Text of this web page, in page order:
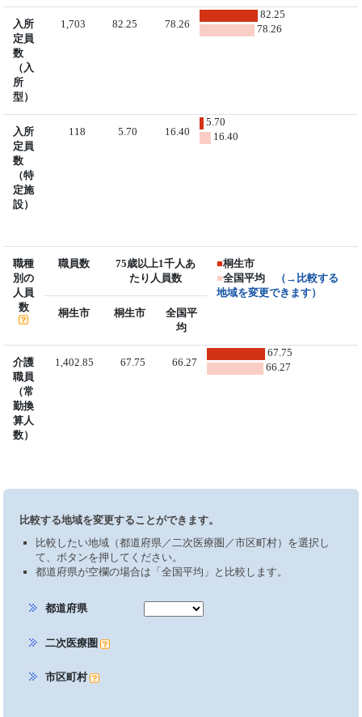
入所
定員
数
（入
所
型）
1,703 82.25 78.26
82.25
78.26
入所
定員
数
（特
定施
設）
118 5.70 16.40
5.70
16.40
職種
別の
人員
数
職員数
75歳以上1千人あ
たり人員数
■桐生市
■全国平均
（→比較する
地域を変更できます）
桐生市
桐生市
全国平
均
介護
職員
（常
勤換
算人
数）
1,402.85 67.75 66.27
67.75
66.27
比較する地域を変更することができます。
比較したい地域（都道府県／二次医療圏／市区町村）を選択し
て、ボタンを押してください。
都道府県が空欄の場合は「全国平均」と比較します。
都道府県
二次医療圏
市区町村